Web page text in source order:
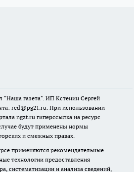
"Наша газета". ИП Кстенин Сергей
red@pg21.ru. При использовании
ngzt.ru гиперссылка на ресурс
будут применены нормы
и смежных правах.
применяются рекомендательные
технологии предоставления
систематизации и анализа сведений,